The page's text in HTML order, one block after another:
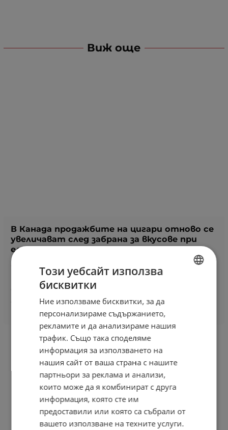
Виж още
В Канада продажбите на цигари отново се
увеличават след забрана за вкусове при
електронните цигари
22 януари 2021
Вейп любопитно
След забрана и ограничаване на вкусове и
ароматите при електронните цигари в Канада
продажбите на...
Този уебсайт използва
бисквитки
Ние използваме бисквитки, за да
персонализираме съдържанието,
рекламите и да анализираме нашия
трафик. Също така споделяме
информация за използването на
нашия сайт от ваша страна с нашите
партньори за реклама и анализи,
които може да я комбинират с друга
информация, която сте им
предоставили или която са събрали от
вашето използване на техните услуги.